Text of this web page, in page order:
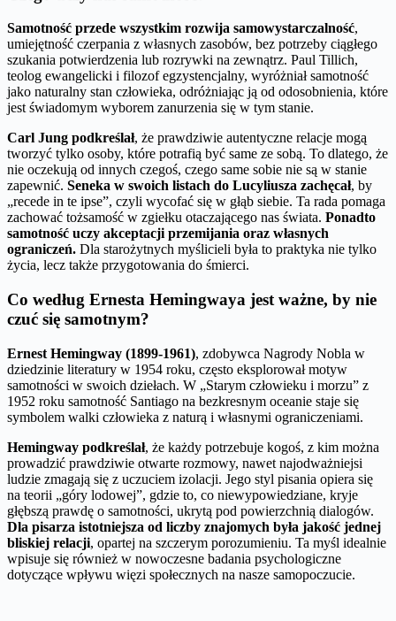
Samotność przede wszystkim rozwija samowystarczalność,
umiejętność czerpania z własnych zasobów, bez potrzeby ciągłego
szukania potwierdzenia lub rozrywki na zewnątrz. Paul Tillich,
teolog ewangelicki i filozof egzystencjalny, wyróżniał samotność
jako naturalny stan człowieka, odróżniając ją od odosobnienia, które
jest świadomym wyborem zanurzenia się w tym stanie.
Carl Jung podkreślał, że prawdziwie autentyczne relacje mogą
tworzyć tylko osoby, które potrafią być same ze sobą. To dlatego, że
nie oczekują od innych czegoś, czego same sobie nie są w stanie
zapewnić. Seneka w swoich listach do Lucyliusza zachęcał, by
„recede in te ipse”, czyli wycofać się w głąb siebie. Ta rada pomaga
zachować tożsamość w zgiełku otaczającego nas świata. Ponadto
samotność uczy akceptacji przemijania oraz własnych
ograniczeń. Dla starożytnych myślicieli była to praktyka nie tylko
życia, lecz także przygotowania do śmierci.
Co według Ernesta Hemingwaya jest ważne, by nie
czuć się samotnym?
Ernest Hemingway (1899-1961), zdobywca Nagrody Nobla w
dziedzinie literatury w 1954 roku, często eksplorował motyw
samotności w swoich dziełach. W „Starym człowieku i morzu” z
1952 roku samotność Santiago na bezkresnym oceanie staje się
symbolem walki człowieka z naturą i własnymi ograniczeniami.
Hemingway podkreślał, że każdy potrzebuje kogoś, z kim można
prowadzić prawdziwie otwarte rozmowy, nawet najodważniejsi
ludzie zmagają się z uczuciem izolacji. Jego styl pisania opiera się
na teorii „góry lodowej”, gdzie to, co niewypowiedziane, kryje
głębszą prawdę o samotności, ukrytą pod powierzchnią dialogów.
Dla pisarza istotniejsza od liczby znajomych była jakość jednej
bliskiej relacji, opartej na szczerym porozumieniu. Ta myśl idealnie
wpisuje się również w nowoczesne badania psychologiczne
dotyczące wpływu więzi społecznych na nasze samopoczucie.